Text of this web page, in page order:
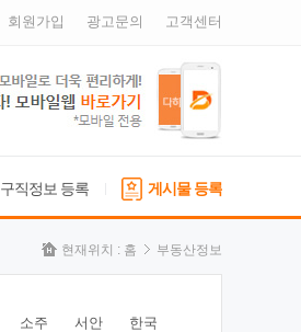
회원가입 광고문의 고객센터
구직정보 등록 게시물 등록
현재위치 : 홈 부동산정보
소주 서안 한국